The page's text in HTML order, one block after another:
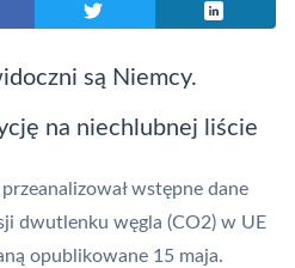
są Niemcy.
na niechlubnej liście
wstępne dane
dwutlenku węgla (CO2) w UE
opublikowane 15 maja.